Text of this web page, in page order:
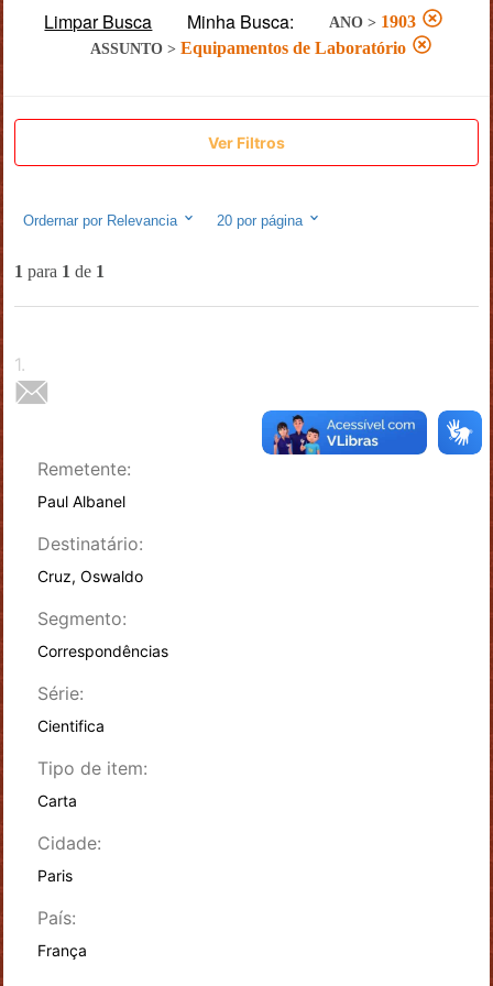
Limpar Busca Minha Busca: ANO > 1903
ASSUNTO> Equipamentos de Laboratório
Ver Filtros
Ordernar por Relevancia 20por página
1 para 1 de 1
1.
Remetente:
Paul Albanel
Destinatário:
Cruz, Oswaldo
Segmento:
Correspondências
Série:
Cientifica
Tipo de item:
Carta
Cidade:
Paris
País:
França